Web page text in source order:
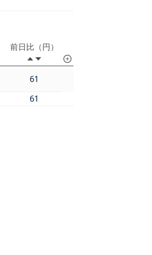
前日比（円）
61
61